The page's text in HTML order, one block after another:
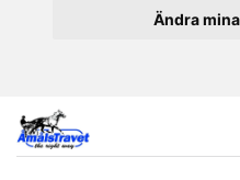
Ändra